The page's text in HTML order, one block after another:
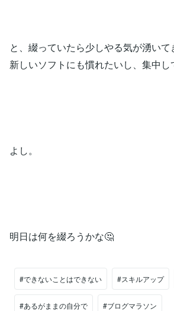
と、綴っていたら少しやる気が湧いて
新しいソフトにも慣れたいし、集中し
よし。
明日は何を綴ろうかな🤔
#できないことはできない #スキルアップ
#あるがままの自分で #ブログマラソン